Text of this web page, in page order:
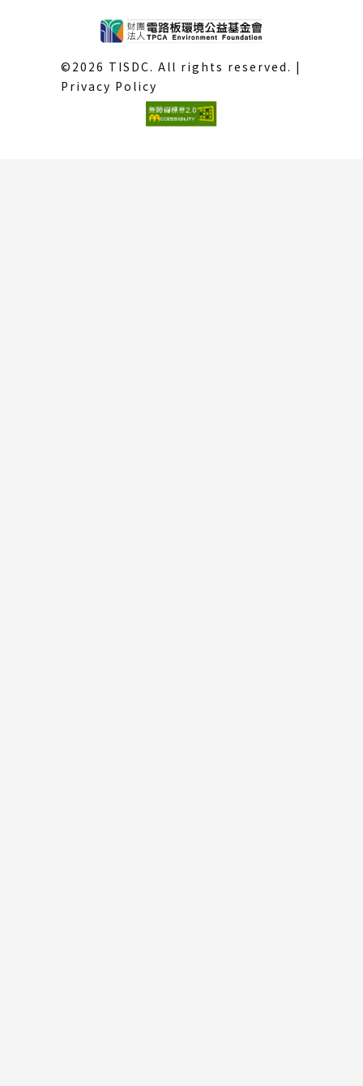
©2026 TISDC. All rights reserved. |
Privacy Policy
(外
部